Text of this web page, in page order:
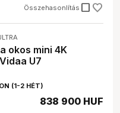
Összehasonlítás check_box_outline_blank
okos mini 4K
U7
(1-2 HÉT)
838 900 HUF